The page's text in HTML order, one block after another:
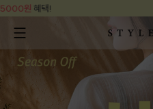
신규 회원가입 및 카톡 플친